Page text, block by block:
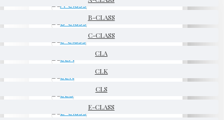
B-CLASS
C-CLASS
CLA
CLK
CLS
E-CLASS